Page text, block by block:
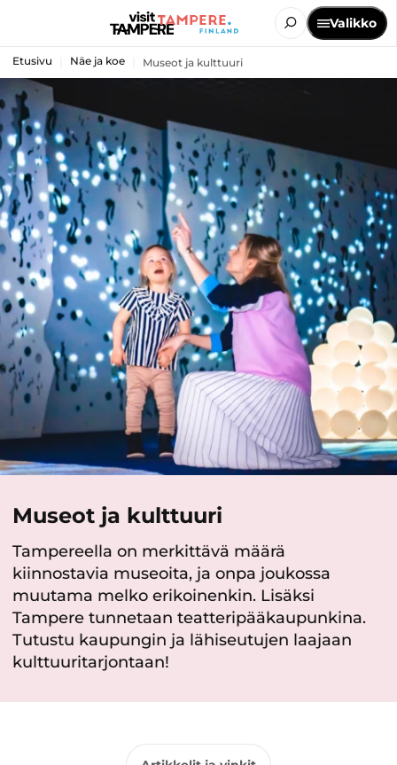
Valikko
Etusivu Näe ja koe Museot ja kulttuuri
Museot ja kulttuuri
Tampereella on merkittävä määrä
kiinnostavia museoita, ja onpa joukossa
muutama melko erikoinenkin. Lisäksi
Tampere tunnetaan teatteripääkaupunkina.
Tutustu kaupungin ja lähiseutujen laajaan
kulttuuritarjontaan!